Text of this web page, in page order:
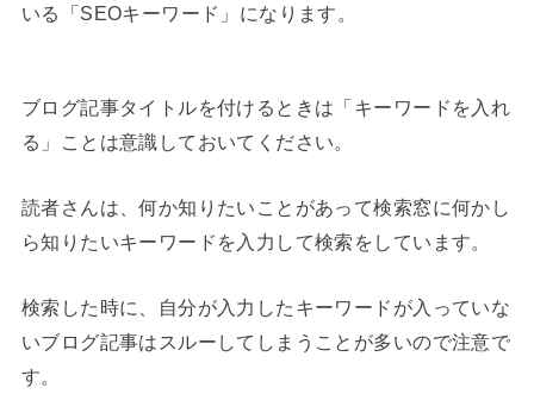
いる「SEOキーワード」になります。
ブログ記事タイトルを付けるときは「キーワードを入れ
る」ことは意識しておいてください。
読者さんは、何か知りたいことがあって検索窓に何かし
ら知りたいキーワードを入力して検索をしています。
検索した時に、自分が入力したキーワードが入っていな
いブログ記事はスルーしてしまうことが多いので注意で
す。